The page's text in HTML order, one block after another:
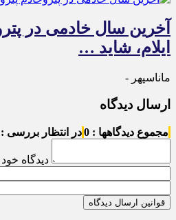
آخرین سال خادمی در
ایلام، شاید …
ماناسپهر -
ارسال دیدگاه
مجموع دیدگاهها : 0 در انتظار بررسی : 0
دیدگاه خود
قوانین ارسال دیدگاه